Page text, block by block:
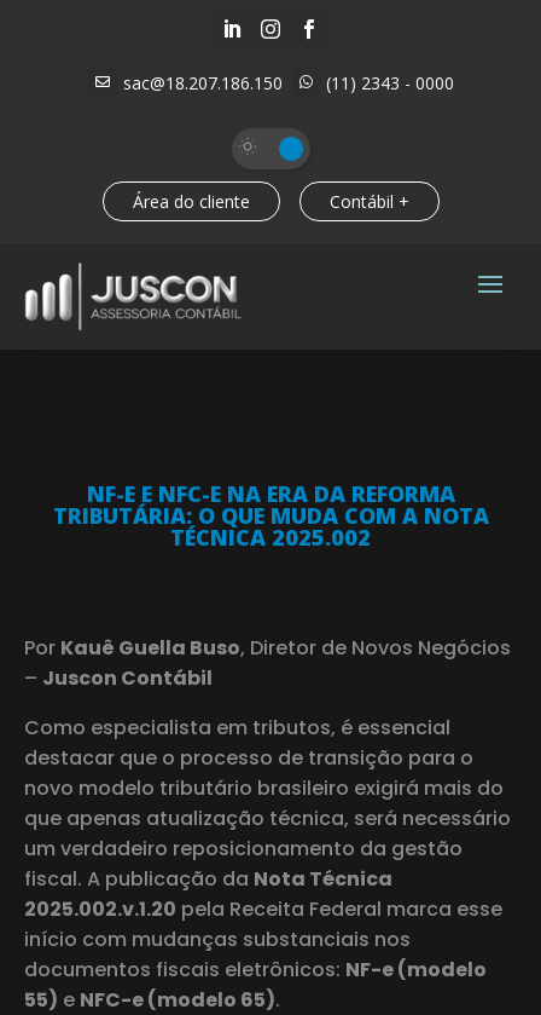
  
 sac@18.207.186.150  (11) 2343 - 0000
Área do cliente Contábil +
NF-E E NFC-E NA ERA DA REFORMA
TRIBUTÁRIA: O QUE MUDA COM A NOTA
TÉCNICA 2025.002
Por Kauê Guella Buso, Diretor de Novos Negócios
– Juscon Contábil
Como especialista em tributos, é essencial
destacar que o processo de transição para o
novo modelo tributário brasileiro exigirá mais do
que apenas atualização técnica, será necessário
um verdadeiro reposicionamento da gestão
fiscal. A publicação da Nota Técnica
2025.002.v.1.20 pela Receita Federal marca esse
início com mudanças substanciais nos
documentos fiscais eletrônicos: NF-e (modelo
55) e NFC-e (modelo 65).